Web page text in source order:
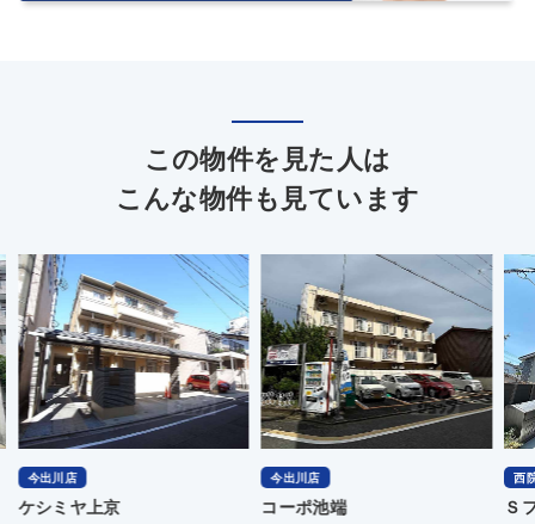
この物件を見た人は
こんな物件も見ています
今出川店
ケシミヤ上京
今出川店
コーポ池端
西
Ｓ